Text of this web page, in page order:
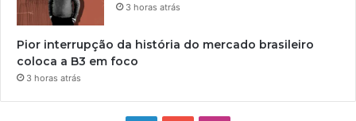
3 horas atrás
Pior interrupção da história do mercado brasileiro
coloca a B3 em foco
3 horas atrás